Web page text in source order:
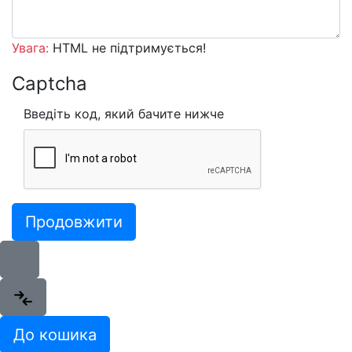
Увага: HTML не підтримується!
Captcha
Введіть код, який бачите нижче
Продовжити
До кошика